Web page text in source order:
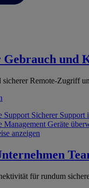
und
sicherer Remote-Zugriff
Support Sicherer Support
Management Geräte
anzeigen
für rundum